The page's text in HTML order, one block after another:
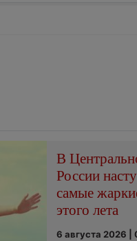
В
России
самые
этого лета
6 августа 2026 |